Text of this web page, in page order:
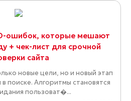
ошибок, которые мешают
+ чек-лист для срочной
сайта
новые цели, но и новый этап
поиске. Алгоритмы становятся
пользоват�...